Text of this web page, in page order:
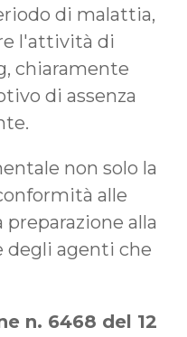
di malattia,
l'attività di
chiaramente
di assenza
non solo la
alle
alla
degli agenti che
n. 6468 del 12